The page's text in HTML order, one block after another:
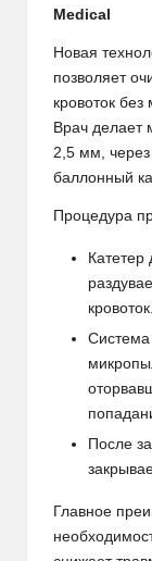
Medical
Новая
позволяет
кровоток без
Врач делает
2,5 мм, через
баллонный
Процедура
Катетер
кровоток.
После
Главное